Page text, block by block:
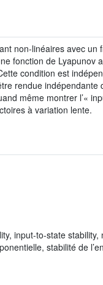
non-linéaires avec
fonction de
condition est
rendue
même montrer l’«
à variation lente.
input-to-state
stabilité de